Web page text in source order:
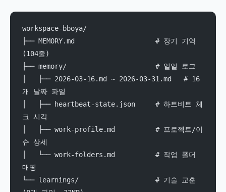
workspace-bboya/
├── MEMORY.md                    # 장기 기억
(104줄)
├── memory/                      # 일일 로그
│   ├── 2026-03-16.md ~ 2026-03-31.md   # 16
개 날짜 파일
│   ├── heartbeat-state.json     # 하트비트 체
크 시각
│   ├── work-profile.md          # 프로젝트/이
슈 상세
│   └── work-folders.md          # 작업 폴더
매핑
└── learnings/                   # 기술 교훈